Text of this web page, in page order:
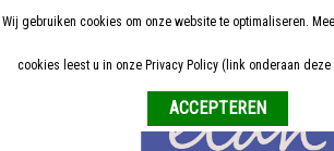
Home
ALLE RELATIEGESCHENKEN
Wij gebruiken cookies om onze website te optimaliseren.
cookies leest u in onze Privacy Policy (link onderaan deze